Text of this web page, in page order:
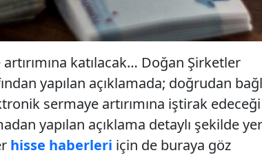
katılacak… Doğan Şirketler
yapılan açıklamada; doğrudan
sermaye artırımına iştirak edeceği
yapılan açıklama detaylı şekilde yer
hisse haberleri için de buraya göz